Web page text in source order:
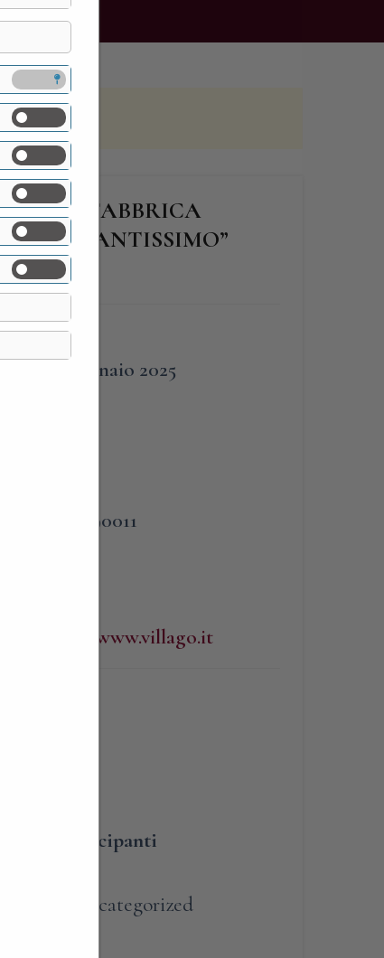
“FABBRICA
“ELEGANTISSIMO”
12 Gennaio 2025
3383090011
http://www.villago.it
dei partecipanti
Uncategorized